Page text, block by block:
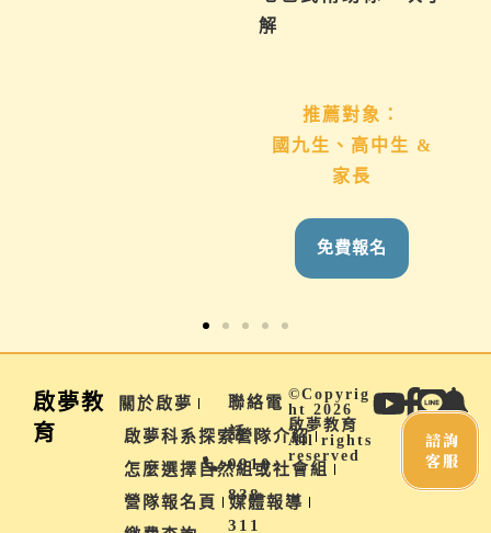
解
推薦對象：
國九生、高中生 &
家長
免費報名
啟夢教
育
關於啟夢
啟夢科系探索營隊介紹
怎麼選擇自然組或社會組
營隊報名頁
媒體報導
聯絡電
話 |
0910-
838-
311
©Copyrig
ht 2026
啟夢教育
All rights
reserved
諮詢
客服